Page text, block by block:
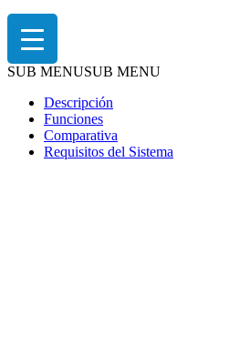
SUB MENUSUB MENU
Descripción
Funciones
Comparativa
Requisitos del Sistema